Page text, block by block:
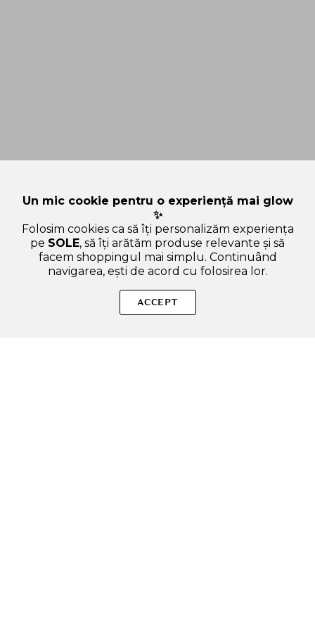
întrebările legate de Ghid complet al tipurilor de ten: Cum să
îți identifici și îngrijești corect tenul. Dacă mai ai curiozități sau
Un mic cookie pentru o experiență mai glow
✨
Folosim cookies ca să îți personalizăm experiența
pe SOLE, să îți arătăm produse relevante și să
facem shoppingul mai simplu. Continuând
navigarea, ești de acord cu folosirea lor.
ACCEPT